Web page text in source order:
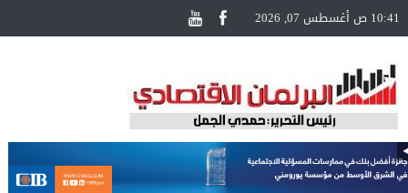
10:41 ص أغسطس 07, 2026